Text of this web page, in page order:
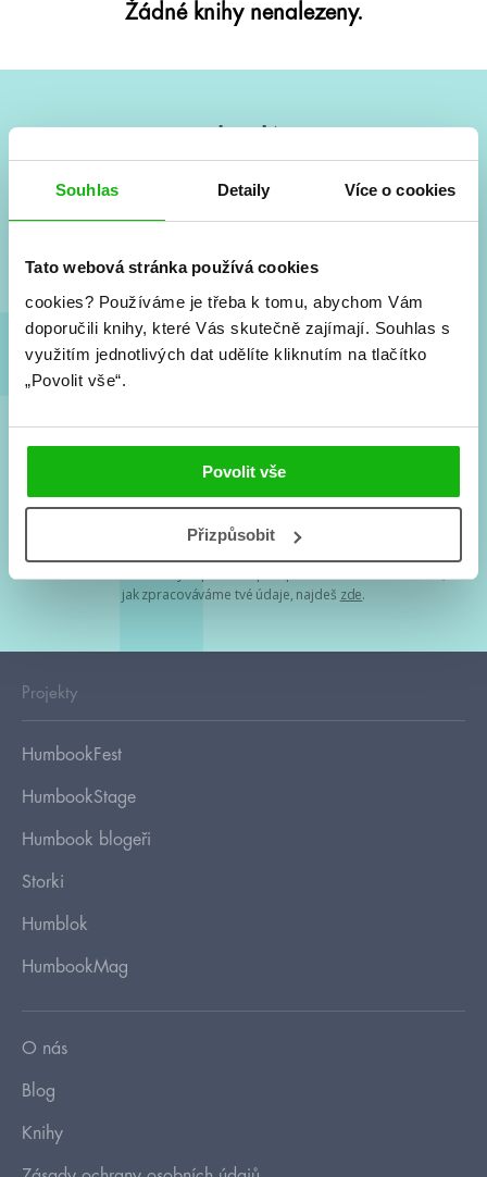
Souhlas Detaily Více o cookies
Tato webová stránka používá cookies
cookies? Používáme je třeba k tomu, abychom Vám
doporučili knihy, které Vás skutečně zajímají. Souhlas s
využitím jednotlivých dat udělíte kliknutím na tlačítko
„Povolit vše“.
Povolit vše
Přizpůsobit
Žádné knihy nenalezeny.
Vše kolem #youngadult každý měsíc rovnou do mailu!
a seriálové adaptace a další.
Souhlasím spodmínkami zpracování osobních údajů
Tvá e-mailová adresa je u nás v bezpečí. Přečti si
jak zpracováváme tvé údaje, najdeš zde.
Projekty
HumbookFest
HumbookStage
Humbook blogeři
Storki
Humblok
HumbookMag
O nás
Blog
Knihy